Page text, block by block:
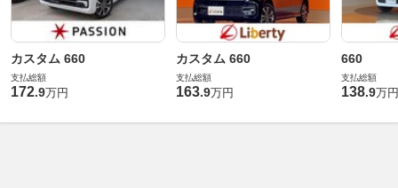
カスタム 660
支払総額
172.9万円
カスタム 660
支払総額
163.9万円
660
支払総額
138.9万円